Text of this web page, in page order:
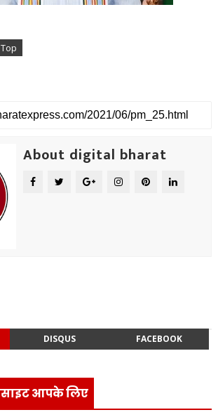
About digital bharat
DISQUS FACEBOOK
आपके लिए